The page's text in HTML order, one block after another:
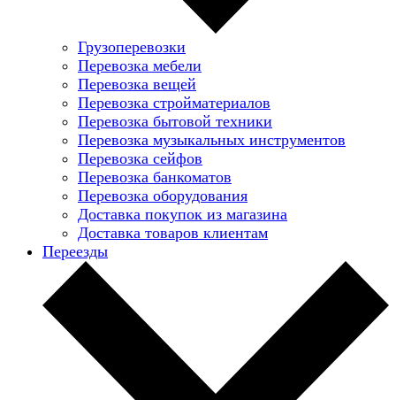
Грузоперевозки
Перевозка мебели
Перевозка вещей
Перевозка стройматериалов
Перевозка бытовой техники
Перевозка музыкальных инструментов
Перевозка сейфов
Перевозка банкоматов
Перевозка оборудования
Доставка покупок из магазина
Доставка товаров клиентам
Переезды